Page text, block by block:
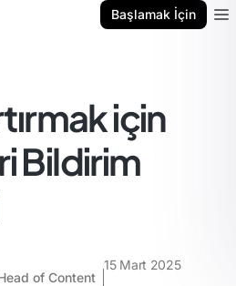
Başlamak İçin
için
Bildirim
of Content
15 Mart 2025